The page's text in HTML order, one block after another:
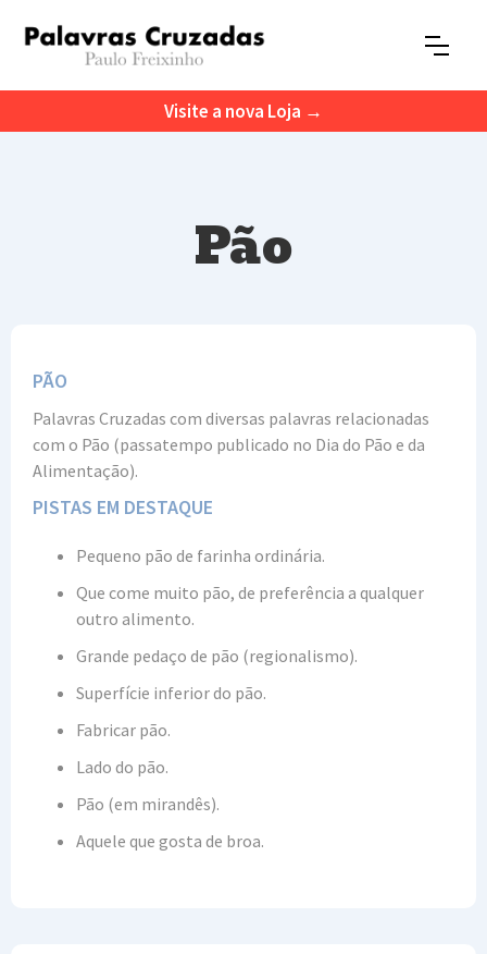
Visite a nova Loja →
Pão
PÃO
Palavras Cruzadas com diversas palavras relacionadas
com o Pão (passatempo publicado no Dia do Pão e da
Alimentação).
PISTAS EM DESTAQUE
Pequeno pão de farinha ordinária.
Que come muito pão, de preferência a qualquer
outro alimento.
Grande pedaço de pão (regionalismo).
Superfície inferior do pão.
Fabricar pão.
Lado do pão.
Pão (em mirandês).
Aquele que gosta de broa.